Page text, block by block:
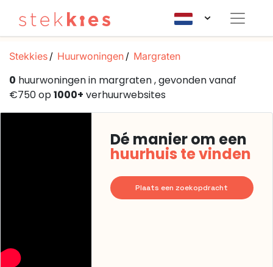
Stekkies Huurwoningen Margraten
0 huurwoningen in margraten , gevonden vanaf
€750 op1000+ verhuurwebsites
Dé manier om een
huurhuis te vinden
Plaats een zoekopdracht